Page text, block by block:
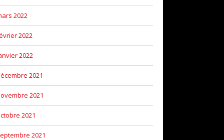
2022
2022
2022
2021
2021
2021
2021